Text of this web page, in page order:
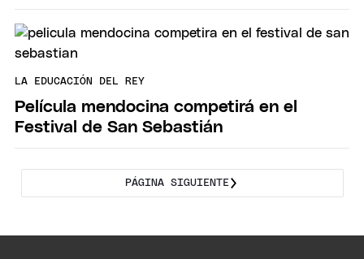
LA EDUCACIÓN DEL REY
Película mendocina competirá en el
Festival de San Sebastián
PÁGINA SIGUIENTE